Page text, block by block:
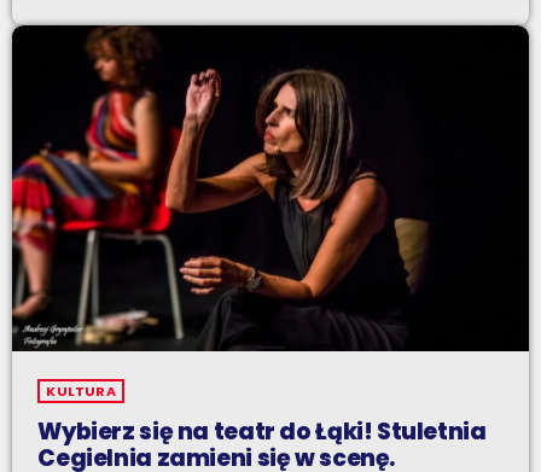
KULTURA
Wybierz się na teatr do Łąki! Stuletnia
Cegielnia zamieni się w scenę.